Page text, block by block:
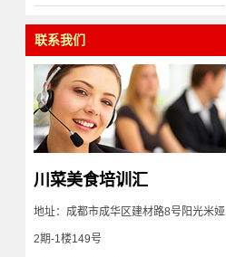
联系我们
川菜美食培训汇
地址：成都市成华区建材路8号阳光米娅
2期-1楼149号